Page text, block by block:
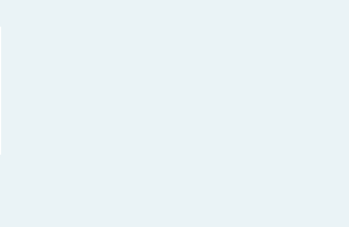
en embossing machines
stencils, grids